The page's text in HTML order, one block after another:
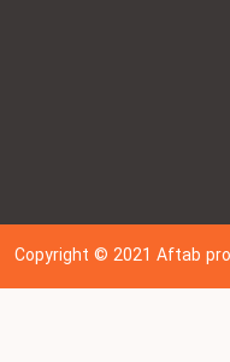
Copyright © 202 1Aftab